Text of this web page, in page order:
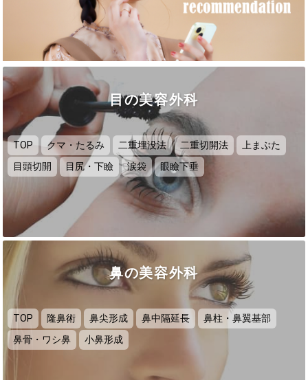
目の美容外科
TOP クマ・たるみ 二重埋没法 二重切開法
上まぶた
目頭切開
目尻・下瞼 涙袋 眼瞼下垂
鼻の美容外科
TOP 隆鼻術 鼻尖形成 鼻中隔延長
鼻柱・鼻翼基部
鼻骨・ワシ鼻
小鼻形成